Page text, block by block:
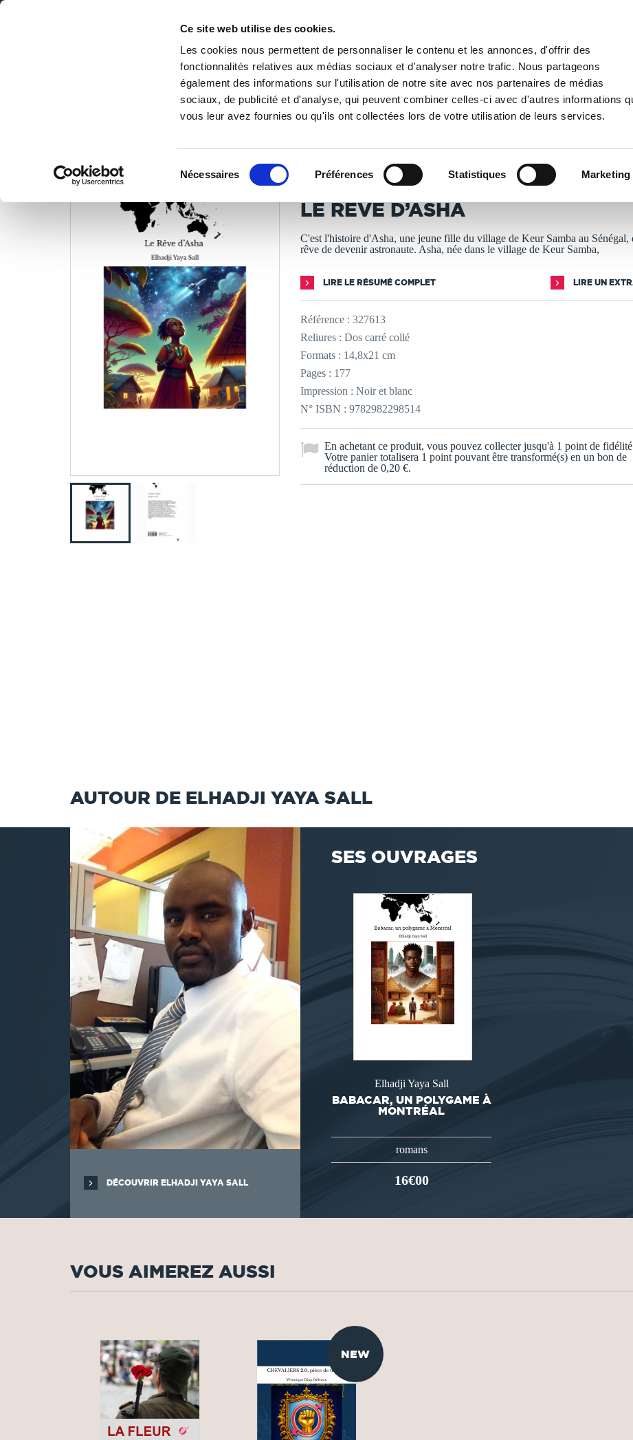
Ce site web utilise des cookies.
Les cookies nous permettent de personnaliser le contenu et les annonces, d'offrir des
fonctionnalités relatives aux médias sociaux et d'analyser notre trafic. Nous partageons
également des informations sur l'utilisation de notre site avec nos partenaires de médias
sociaux, de publicité et d'analyse, qui peuvent combiner celles-ci avec d'autres informations
vous leur avez fournies ou qu'ils ont collectées lors de votre utilisation de leurs services.
Nécessaires Préférences Statistiques Marketing
DE LA PAGE BLANCHE... AU BEST SELLER
PUBLIER UN LIVRE LIBRAIRIE
/ Littérature / Romans / Le Rêve d’Asha
LES LIVRES SONT IMPRIMÉS À LA DEMANDE - DÉLAI ACTUEL : 3 À 5
LE RÊVE D’ASHA
C'est l'histoire d'Asha, une jeune fille du village de Keur Samba au Sénégal,
rêve de devenir astronaute. Asha, née dans le village de Keur Samba,
LIRE LE RÉSUMÉ COMPLET LIRE UN
Référence : 327613
Reliures : Dos carré collé
Formats : 14,8x21 cm
Pages : 177
Impression : Noir et blanc
N° ISBN : 9782982298514
En achetant ce produit, vous pouvez collecter jusqu'à 1 point de fidélité
Votre panier totalisera 1 point pouvant être transformé(s) en un bon de
réduction de 0,20 €.
AUTOUR DE ELHADJI YAYA SALL
DÉCOUVRIR ELHADJI YAYA SALL
SES OUVRAGES
Elhadji Yaya Sall
BABACAR, UN POLYGAME À
MONTRÉAL
romans
16€00
VOUS AIMEREZ AUSSI
NEW